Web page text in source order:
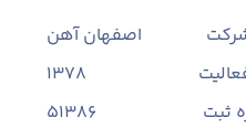
اصفهان آهن
1378
ثبت
۵۱۳۸۶